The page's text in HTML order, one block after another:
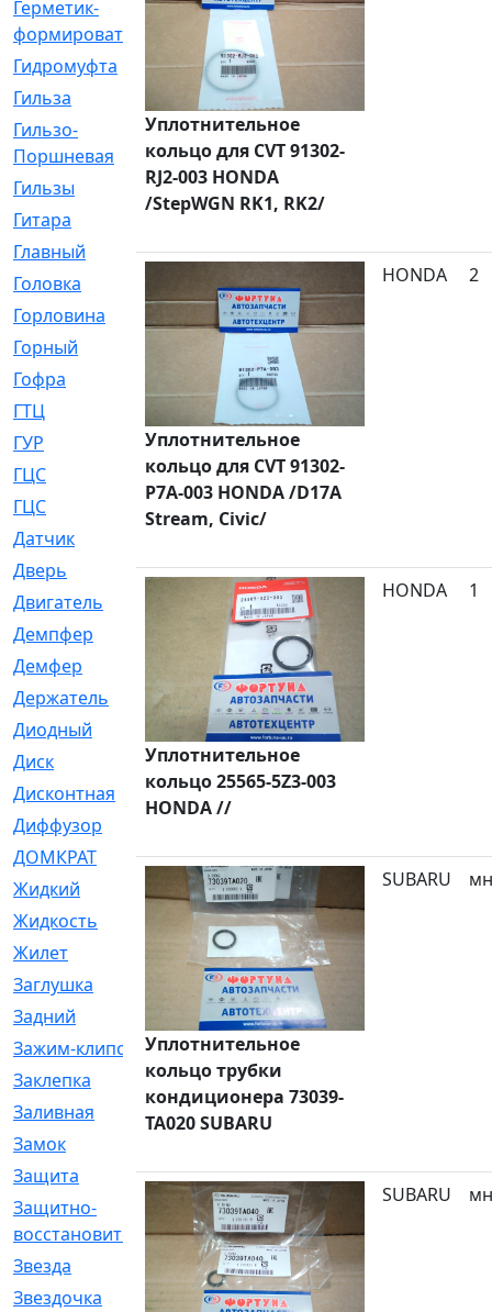
Герметик-
формирователь
[3]
Гидромуфта
[47]
Гильза
[56]
Гильзо-
Поршневая
[13]
Гильзы
[259]
Гитара
Главный
[29]
Головка
[28]
Горловина
[14]
Горный
[1]
Гофра
[86]
ГТЦ
[96]
ГУР
[34]
ГЦC
[6]
ГЦС
[74]
Датчик
Дверь
[249]
Двигатель
[64]
Демпфер
[2]
Демфер
[1]
Держатель
[5]
Диодный
[3]
Диск
[418]
Дисконтная
[1]
Диффузор
ДОМКРАТ
[1]
Жидкий
[5]
Жидкость
[80]
Жилет
[1]
Заглушка
[21]
Задний
[528]
Зажим-клипса
[1]
Заклепка
[1]
Заливная
[4]
Замок
Защита
[79]
Защитно-
восстановительный
[4]
Звезда
[1]
Звездочка
[5]
Уплотнительное
кольцо для CVT 91302-
RJ2-003 HONDA
/StepWGN RK1, RK2/
Уплотнительное
кольцо для CVT 91302-
P7A-003 HONDA /D17A
Stream, Civic/
HONDA 2
Уплотнительное
кольцо 25565-5Z3-003
HONDA //
HONDA 1
Уплотнительное
кольцо трубки
кондиционера 73039-
TA020 SUBARU
SUBARU
SUBARU